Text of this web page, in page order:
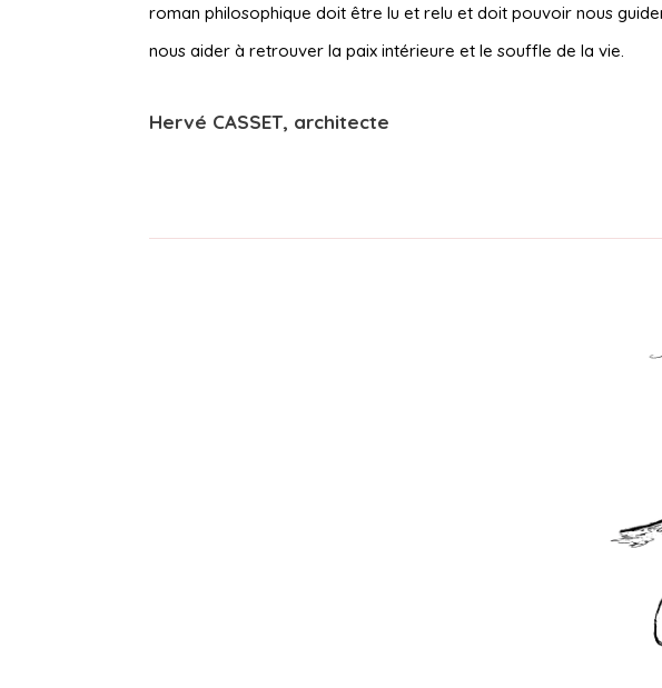
roman philosophique doit être lu et relu et doit pouvoir nous
nous aider à retrouver la paix intérieure et le souffle de la vie.
Hervé CASSET, architecte